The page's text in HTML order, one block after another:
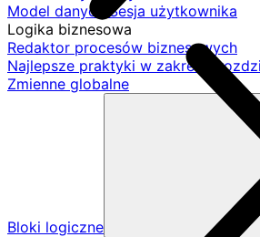
Model danych Sesja użytkownika
Logika biznesowa
Redaktor procesów biznesowych
Najlepsze praktyki w zakresie
Zmienne globalne
Bloki logiczne